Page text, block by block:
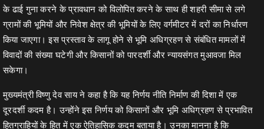
के ढाई गुना करने के प्रावधान को विलोपित करने के साथ ही शहरी सीमा से लगे
ग्रामों की भूमियों और निवेश क्षेत्र की भूमियों के लिए वर्गमीटर में दरों का निर्धारण
किया जाएगा। इस प्रस्ताव के लागू होने से भूमि अधिग्रहण से संबंधित मामलों में
विवादों की संख्या घटेगी और किसानों को पारदर्शी और न्यायसंगत मुआवजा मिल
सकेगा।
मुख्यमंत्री विष्णु देव साय ने कहा है कि यह निर्णय नीति निर्माण की दिशा में एक
दूरदर्शी कदम है। उन्होंने इस निर्णय को किसानों और भूमि अधिग्रहण से प्रभावित
हितग्राहियों के हित में एक ऐतिहासिक कदम बताया है। उनका मानना है कि